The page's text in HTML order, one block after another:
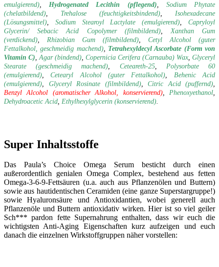
emulgierend)
Hydrogenated Lecithin (pflegend)
Sodium Phytate
(chelatbildend)
Trehalose (feuchtigkeitsbindend)
Isohexadecane
(Lösungsmittel)
Sodium Stearoyl Lactylate (emulgierend) ,Capryloyl
Glycerin/ Sebacic Acid Copolymer (filmbildend), Xanthan Gum
(verdickend)
Rhizobian Gum (filmbildend)
Cetyl Alcohol (guter
Fettalkohol, geschmeidig machend), Tetrahexyldecyl Ascorbate (Form von
Vitamin C) Agar (bindend) Copernicia Cerifera (Carnauba) Wax Glyceryl
Stearate (geschmeidig machend)
Ceteareth-25, Polysorbate 60
(emulgierend) ,Cetearyl Alcohol (guter Fettalkohol)
Behenic Acid
(emulgierend)
Glyceryl Rosinate (filmbildend), Citric Acid (puffernd)
Benzyl Alcohol (aromatischer Alkohol, konservierend), Phenoxyethanol
Dehydroacetic Acid Ethylhexylglycerin (konservierend)
Super Inhaltsstoffe
Das Paula’s Choice Omega Serum besticht durch einen
außerordentlich genialen Omega Complex, bestehend aus fetten
Omega-3-6-9-Fettsäuren (u.a. auch aus Pflanzenölen und Buttern)
sowie aus hautidentischen Ceramiden (eine ganze Superstargruppe!)
sowie Hyaluronsäure und Antioxidantien, wobei generell auch
Pflanzenöle und Buttern antioxidativ wirken. Hier ist so viel geiler
Sch*** pardon fette Supernahrung enthalten, dass wir euch die
wichtigsten Anti-Aging Eigenschaften kurz aufzeigen und euch
danach die einzelnen Wirkstoffgruppen näher vorstellen: